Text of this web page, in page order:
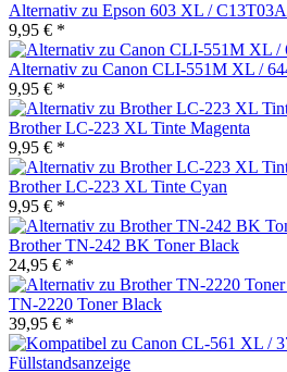
Alternativ zu Epson 603 XL /
9,95 € *
Alternativ zu Canon CLI-551M XL /
9,95 € *
Brother LC-223 XL Tinte Magenta
9,95 € *
Brother LC-223 XL Tinte Cyan
9,95 € *
Brother TN-242 BK Toner Black
24,95 € *
TN-2220 Toner Black
39,95 € *